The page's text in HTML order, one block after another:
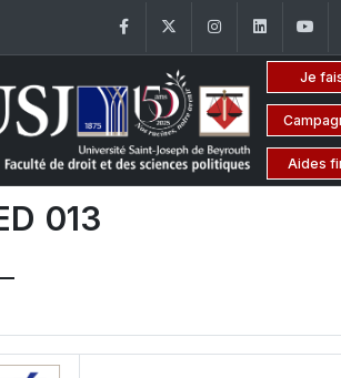
FacebookTwitter Instagram
Je
Aides
013